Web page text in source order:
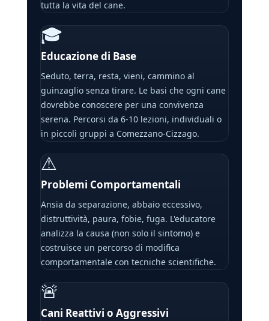
tutta la vita del cane.
🎓
Educazione di Base
Seduto, terra, resta, vieni, cammino al
guinzaglio senza tirare. Le basi che ogni cane
dovrebbe conoscere per una convivenza
serena. Percorsi da 6-10 lezioni, individuali o
in piccoli gruppi a Comezzano-Cizzago.
⚠
Problemi Comportamentali
Ansia da separazione, abbaio eccessivo,
distruttività, paura, fobie, fuga. L'educatore
analizza la causa (non solo il sintomo) e
costruisce un percorso di modifica
comportamentale con tecniche scientifiche.
🚨
Cani Reattivi o Aggressivi